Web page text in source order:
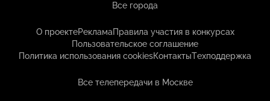
Все города
О проектеРекламаПравила участия в конкурсах
Пользовательское соглашение
Политика использования cookiesКонтактыТехподдержка
Все телепередачи в Москве